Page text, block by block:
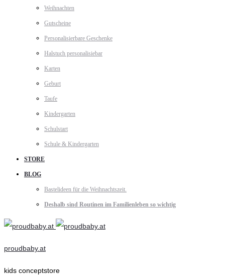
Weihnachten
Gutscheine
Personalisierbare Geschenke
Halstuch personalisiebar
Karten
Geburt
Taufe
Kindergarten
Schulstart
Schule & Kindergarten
STORE
BLOG
Bastelideen für die Weihnachtszeit.
Deshalb sind Routinen im Familienleben so wichtig
proudbaby.at
kids conceptstore